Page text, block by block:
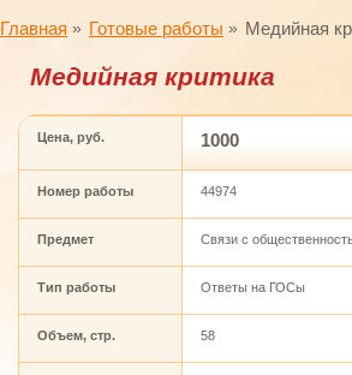
Главная Готовые работы Медийная
Медийная критика
Цена, руб. 1000
Номер работы 44974
Предмет Связи с
Тип работы Ответы на ГОСы
Объем, стр. 58